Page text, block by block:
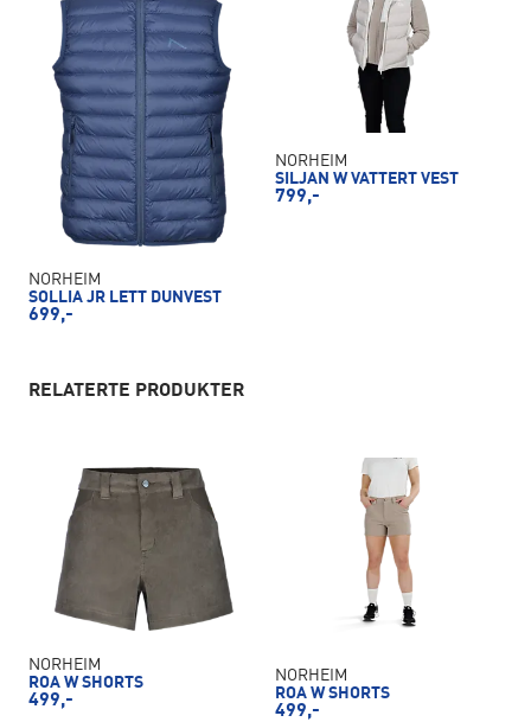
NORHEIM
SOLLIA JR LETT DUNVEST
699,-
NORHEIM
SILJAN W VATTERT VEST
799,-
RELATERTE PRODUKTER
NORHEIM
ROA W SHORTS
499,-
NORHEIM
ROA W SHORTS
499,-